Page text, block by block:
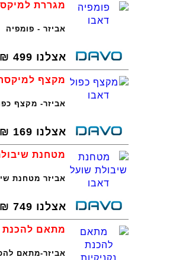
מגררת
אביזר - פומפיה
אצלנו 499
₪
מקצף
אביזר- מקצף
אצלנו 169
₪
מטחנת
אביזר מטחנת
אצלנו 749
₪
מתאם להכנת
אביזר-מתאם